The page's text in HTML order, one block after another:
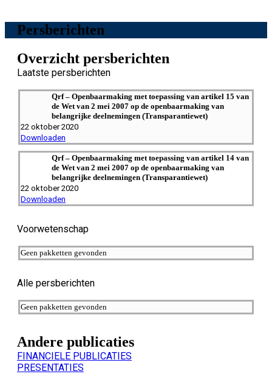
Persberichten
Overzicht persberichten
Laatste persberichten
Qrf – Openbaarmaking met toepassing van artikel 15 van
de Wet van 2 mei 2007 op de openbaarmaking van
belangrijke deelnemingen (Transparantiewet)
22 oktober 2020
Downloaden
Qrf – Openbaarmaking met toepassing van artikel 14 van
de Wet van 2 mei 2007 op de openbaarmaking van
belangrijke deelnemingen (Transparantiewet)
22 oktober 2020
Downloaden
Voorwetenschap
Geen pakketten gevonden
Alle persberichten
Geen pakketten gevonden
Andere publicaties
FINANCIELE PUBLICATIES
PRESENTATIES